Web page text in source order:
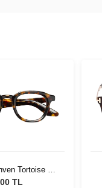
Tortoise 47
01
TL